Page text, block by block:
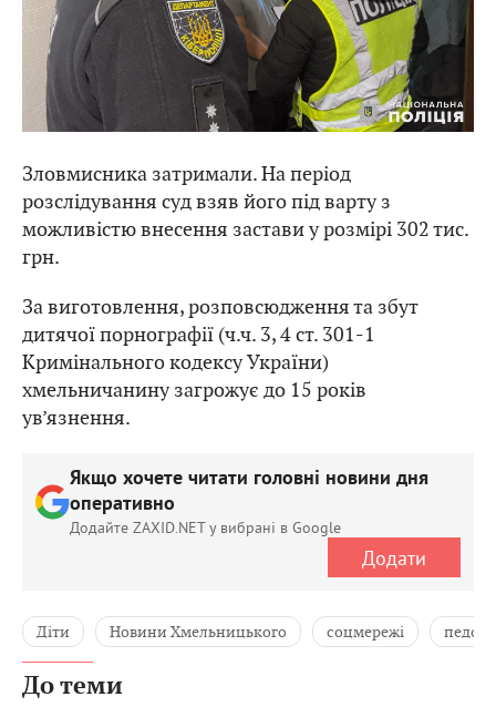
Зловмисника затримали. На період
розслідування суд взяв його під варту з
можливістю внесення застави у розмірі 302 тис.
грн.
За виготовлення, розповсюдження та збут
дитячої порнографії (ч.ч. 3, 4 ст. 301-1
Кримінального кодексу України)
хмельничанину загрожує до 15 років
ув’язнення.
Якщо хочете читати головні новини дня
оперативно
Додайте ZAXID.NET у вибрані в Google
Додати
Діти Новини Хмельницького соцмережі
До теми